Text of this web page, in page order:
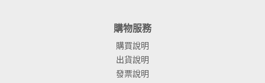
購物服務
購買說明
出貨說明
發票說明